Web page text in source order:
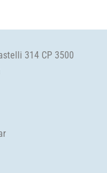
314 CP 3500